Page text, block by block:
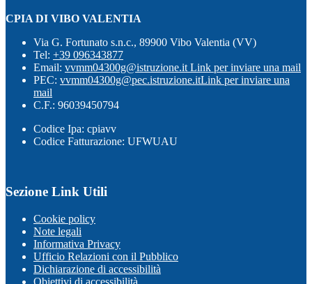
CPIA DI VIBO VALENTIA
Via G. Fortunato s.n.c., 89900 Vibo Valentia (VV)
Tel: +39 096343877
Email: vvmm04300g@istruzione.it Link per inviare una mail
PEC: vvmm04300g@pec.istruzione.itLink per inviare una
mail
C.F.: 96039450794
Codice Ipa: cpiavv
Codice Fatturazione: UFWUAU
Sezione Link Utili
Cookie policy
Note legali
Informativa Privacy
Ufficio Relazioni con il Pubblico
Dichiarazione di accessibilità